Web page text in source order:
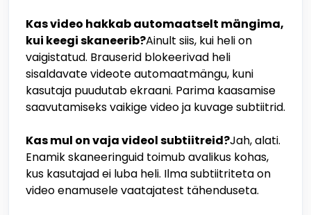
Kas video hakkab automaatselt mängima,
kui keegi skaneerib?Ainult siis, kui heli on
vaigistatud. Brauserid blokeerivad heli
sisaldavate videote automaatmängu, kuni
kasutaja puudutab ekraani. Parima kaasamise
saavutamiseks vaikige video ja kuvage subtiitrid.
Kas mul on vaja videol subtiitreid?Jah, alati.
Enamik skaneeringuid toimub avalikus kohas,
kus kasutajad ei luba heli. Ilma subtiitriteta on
video enamusele vaatajatest tähenduseta.